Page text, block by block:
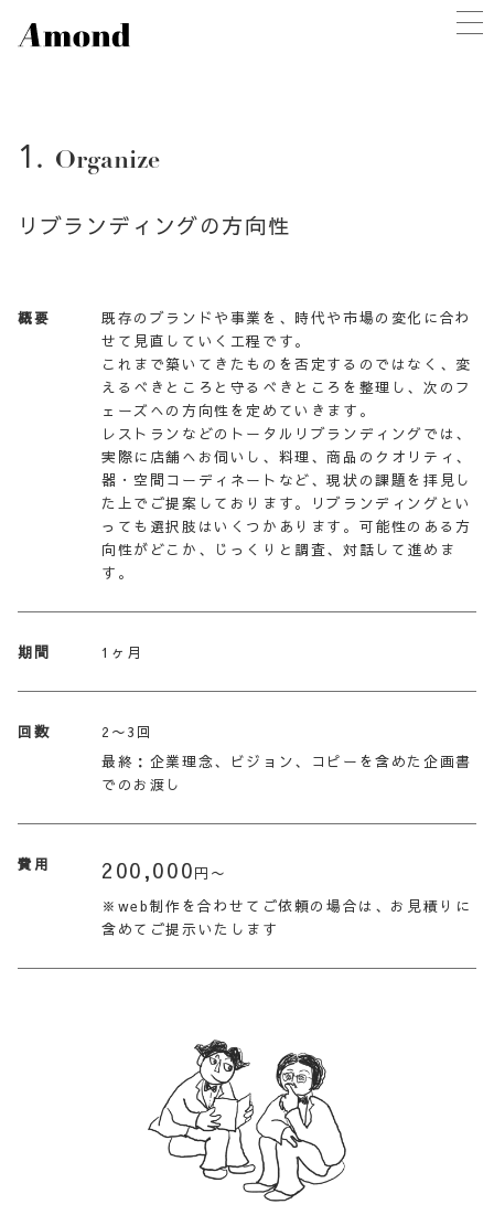
1. Organize
リブランディングの方向性
概要
既存のブランドや事業を、時代や市場の変化に合わ
せて見直していく工程です。
これまで築いてきたものを否定するのではなく、変
えるべきところと守るべきところを整理し、次のフ
ェーズへの方向性を定めていきます。
レストランなどのトータルリブランディングでは、
実際に店舗へお伺いし、料理、商品のクオリティ、
器・空間コーディネートなど、現状の課題を拝見し
た上でご提案しております。リブランディングとい
っても選択肢はいくつかあります。可能性のある方
向性がどこか、じっくりと調査、対話して進めま
す。
期間 1ヶ月
回数
2〜3回
最終：企業理念、ビジョン、コピーを含めた企画書
でのお渡し
費用 200,000円〜
※web制作を合わせてご依頼の場合は、お見積りに
含めてご提示いたします